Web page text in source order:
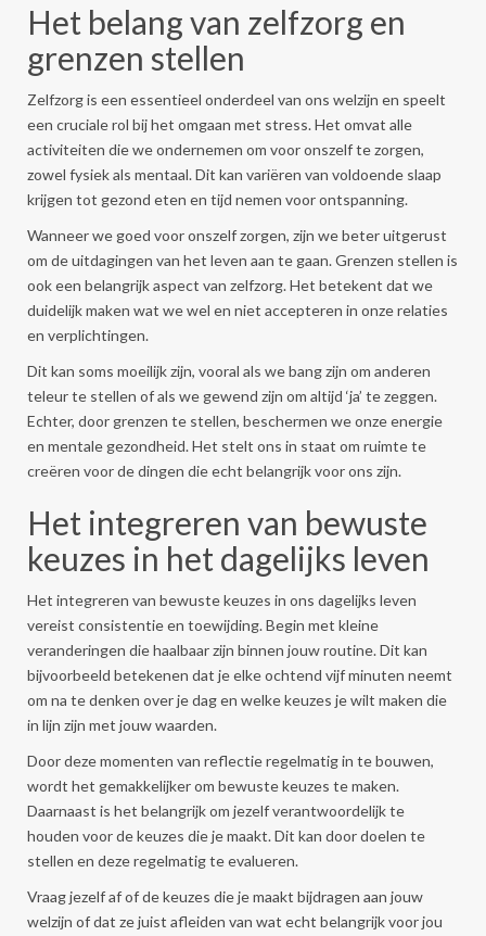
Het belang van zelfzorg en
grenzen stellen
Zelfzorg is een essentieel onderdeel van ons welzijn en speelt
een cruciale rol bij het omgaan met stress. Het omvat alle
activiteiten die we ondernemen om voor onszelf te zorgen,
zowel fysiek als mentaal. Dit kan variëren van voldoende slaap
krijgen tot gezond eten en tijd nemen voor ontspanning.
Wanneer we goed voor onszelf zorgen, zijn we beter uitgerust
om de uitdagingen van het leven aan te gaan. Grenzen stellen is
ook een belangrijk aspect van zelfzorg. Het betekent dat we
duidelijk maken wat we wel en niet accepteren in onze relaties
en verplichtingen.
Dit kan soms moeilijk zijn, vooral als we bang zijn om anderen
teleur te stellen of als we gewend zijn om altijd ‘ja’ te zeggen.
Echter, door grenzen te stellen, beschermen we onze energie
en mentale gezondheid. Het stelt ons in staat om ruimte te
creëren voor de dingen die echt belangrijk voor ons zijn.
Het integreren van bewuste
keuzes in het dagelijks leven
Het integreren van bewuste keuzes in ons dagelijks leven
vereist consistentie en toewijding. Begin met kleine
veranderingen die haalbaar zijn binnen jouw routine. Dit kan
bijvoorbeeld betekenen dat je elke ochtend vijf minuten neemt
om na te denken over je dag en welke keuzes je wilt maken die
in lijn zijn met jouw waarden.
Door deze momenten van reflectie regelmatig in te bouwen,
wordt het gemakkelijker om bewuste keuzes te maken.
Daarnaast is het belangrijk om jezelf verantwoordelijk te
houden voor de keuzes die je maakt. Dit kan door doelen te
stellen en deze regelmatig te evalueren.
Vraag jezelf af of de keuzes die je maakt bijdragen aan jouw
welzijn of dat ze juist afleiden van wat echt belangrijk voor jou